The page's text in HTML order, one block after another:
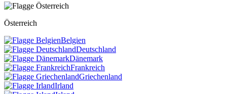
Österreich
Belgien
Deutschland
Dänemark
Frankreich
Griechenland
Irland